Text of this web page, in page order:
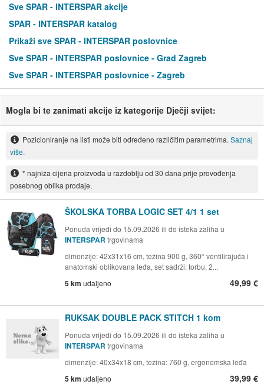
Sve SPAR - INTERSPAR akcije
SPAR - INTERSPAR katalog
Prikaži sve SPAR - INTERSPAR poslovnice
Sve SPAR - INTERSPAR poslovnice - Grad Zagreb
Sve SPAR - INTERSPAR poslovnice - Zagreb
Mogla bi te zanimati akcije iz kategorije Dječji svijet:
Pozicioniranje na listi može biti određeno različitim parametrima. Saznaj
više.
* najniža cijena proizvoda u razdoblju od 30 dana prije provođenja
posebnog oblika prodaje.
ŠKOLSKA TORBA LOGIC SET 4/1 1 set
Ponuda vrijedi do 15.09.2026 ili do isteka zaliha u
INTERSPAR trgovinama
dimenzije: 42x31x16 cm, težina 900 g, 360° ventilirajuća i
anatomski oblikovana leđa, set sadrži: torbu, 2...
5 km udaljeno 49,99 €
RUKSAK DOUBLE PACK STITCH 1 kom
Ponuda vrijedi do 15.09.2026 ili do isteka zaliha u
INTERSPAR trgovinama
dimenzije: 40x34x18 cm, težina: 760 g, ergonomska leđa
5 km udaljeno 39,99 €